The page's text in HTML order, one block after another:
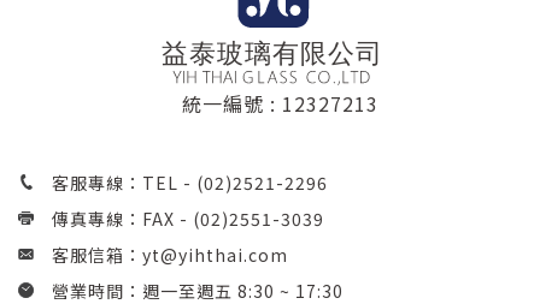
統一編號 : 12327213
客服專線：TEL - (02)2521-2296
傳真專線：FAX - (02)2551-3039
客服信箱： yt@yihthai.com
營業時間：週一至週五 8:30 ~ 17:30